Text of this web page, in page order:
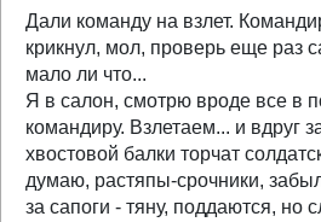
Дали команду на взлет.
крикнул, мол, проверь еще раз
мало ли что...
Я в салон, смотрю вроде все в
командиру. Взлетаем... и вдруг
хвостовой балки торчат
думаю, растяпы-срочники,
за сапоги - тяну, поддаются, но